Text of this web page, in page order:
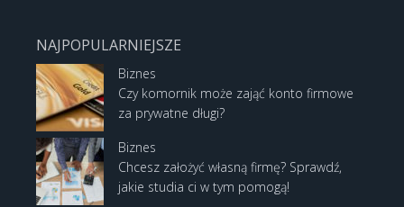
NAJPOPULARNIEJSZE
Biznes
Czy komornik może zająć konto firmowe
za prywatne długi?
Biznes
Chcesz założyć własną firmę? Sprawdź,
jakie studia ci w tym pomogą!